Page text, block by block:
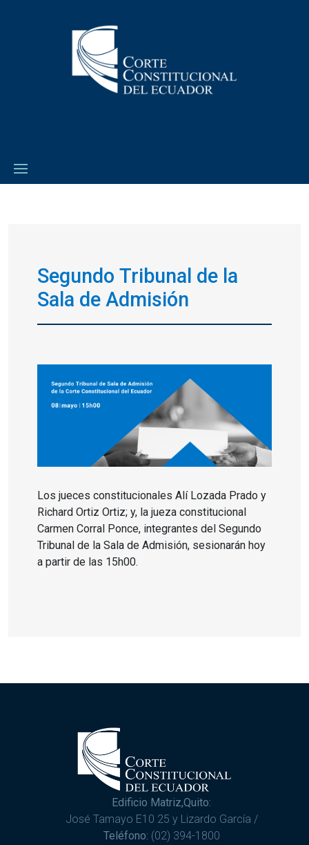
Segundo Tribunal de la
Sala de Admisión
Los jueces constitucionales Alí Lozada Prado y
Richard Ortiz Ortiz; y, la jueza constitucional
Carmen Corral Ponce, integrantes del Segundo
Tribunal de la Sala de Admisión, sesionarán hoy
a partir de las 15h00.
Edificio Matriz,Quito:
José Tamayo E10 25 y Lizardo García /
Teléfono: (02) 394-1800